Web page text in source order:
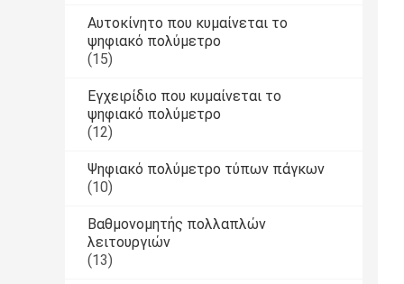
Αυτοκίνητο που κυμαίνεται το
ψηφιακό πολύμετρο
(15)
Εγχειρίδιο που κυμαίνεται το
ψηφιακό πολύμετρο
(12)
Ψηφιακό πολύμετρο τύπων πάγκων
(10)
Βαθμονομητής πολλαπλών
λειτουργιών
(13)